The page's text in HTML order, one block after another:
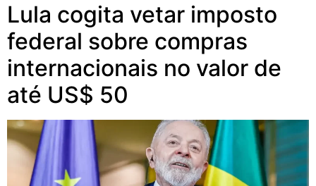
Lula cogita vetar imposto
federal sobre compras
internacionais no valor de
até US$ 50